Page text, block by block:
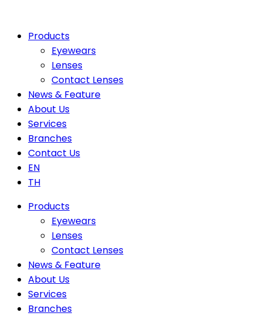
Products
Eyewears
Lenses
Contact Lenses
News & Feature
About Us
Services
Branches
Contact Us
EN
TH
Products
Eyewears
Lenses
Contact Lenses
News & Feature
About Us
Services
Branches